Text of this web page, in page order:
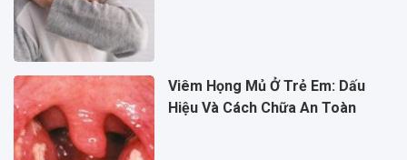
Viêm Họng Mủ Ở Trẻ Em: Dấu
Hiệu Và Cách Chữa An Toàn